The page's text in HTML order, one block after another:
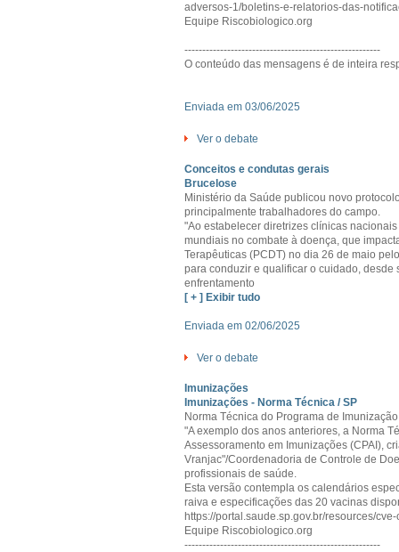
adversos-1/boletins-e-relatorios-das-
Equipe Riscobiologico.org
-------------------------------------------------------
O conteúdo das mensagens é de inteira
Enviada em 03/06/2025
Ver o debate
Conceitos e condutas gerais
Brucelose
Ministério da Saúde publicou novo
principalmente trabalhadores do campo.
"Ao estabelecer diretrizes clínicas
mundiais no combate à doença, que
Terapêuticas (PCDT) no dia 26 de maio
para conduzir e qualificar o cuidado, desde
enfrentamento
[ + ] Exibir tudo
Enviada em 02/06/2025
Ver o debate
Imunizações
Imunizações - Norma Técnica / SP
Norma Técnica do Programa de
"A exemplo dos anos anteriores, a Norma
Assessoramento em Imunizações (CPAI),
Vranjac"/Coordenadoria de Controle de
profissionais de saúde.
Esta versão contempla os calendários
raiva e especificações das 20 vacinas
https://portal.saude.sp.gov.br/resources/
Equipe Riscobiologico.org
-------------------------------------------------------